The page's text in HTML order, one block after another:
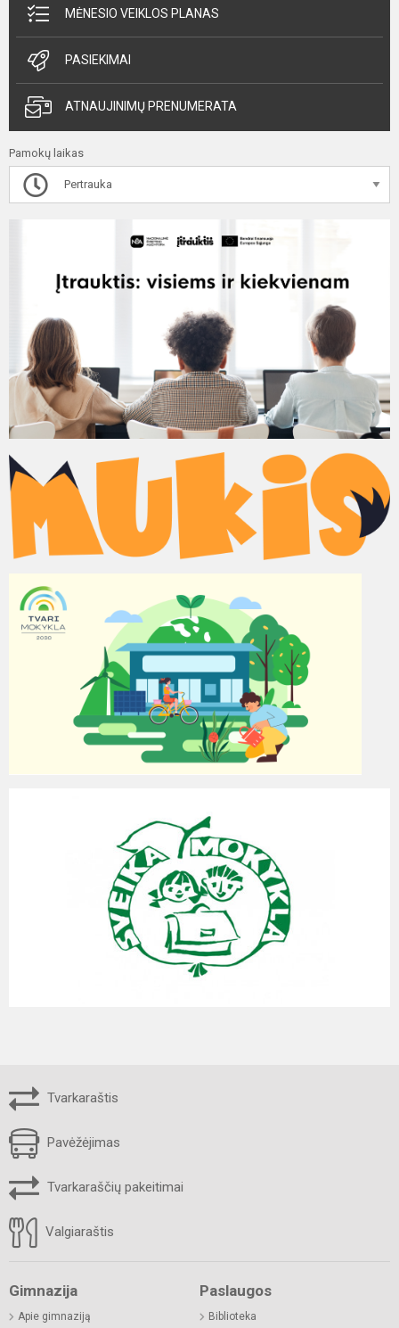
MĖNESIO VEIKLOS PLANAS
PASIEKIMAI
ATNAUJINIMŲ PRENUMERATA
Pamokų laikas
Pertrauka
Tvarkaraštis
Pavėžėjimas
Tvarkaraščių pakeitimai
Valgiaraštis
Gimnazija
Apie gimnaziją
Paslaugos
Biblioteka